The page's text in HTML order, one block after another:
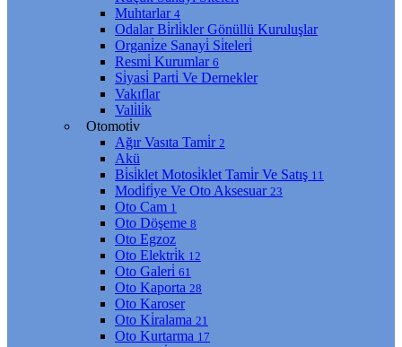
Muhtarlar 4
Odalar Bi̇rli̇kler Gönüllü Kuruluşlar
Organi̇ze Sanayi̇ Si̇teleri̇
Resmi̇ Kurumlar 6
Si̇yasi̇ Parti̇ Ve Dernekler
Vakıflar
Vali̇li̇k
Otomoti̇v
Ağır Vasıta Tami̇r 2
Akü
Bi̇si̇klet Motosi̇klet Tami̇r Ve Satış 11
Modi̇fi̇ye Ve Oto Aksesuar 23
Oto Cam 1
Oto Döşeme 8
Oto Egzoz
Oto Elektri̇k 12
Oto Galeri̇ 61
Oto Kaporta 28
Oto Karoser
Oto Ki̇ralama 21
Oto Kurtarma 17